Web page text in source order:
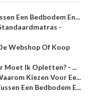
Een Bedbodem En...
-
Webshop Of Koop
Moet Ik Opletten? - ...
Kiezen Voor Ee...
Een Bedbodem E...